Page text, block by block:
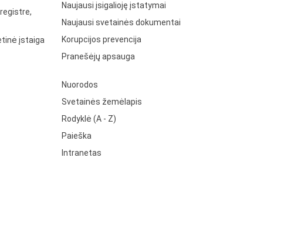
įstaiga
Naujausi įsigalioję įstatymai
Naujausi svetainės dokumentai
Korupcijos prevencija
Pranešėjų apsauga
Nuorodos
Svetainės žemėlapis
Rodyklė (A - Z)
Paieška
Intranetas